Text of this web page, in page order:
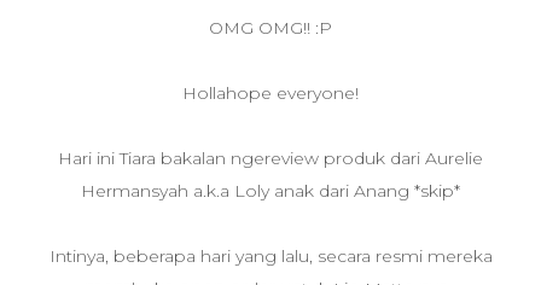
OMG OMG!! :P
Hollahope everyone!
Hari ini Tiara bakalan ngereview produk dari Aurelie
Hermansyah a.k.a Loly anak dari Anang *skip*
Intinya, beberapa hari yang lalu, secara resmi mereka